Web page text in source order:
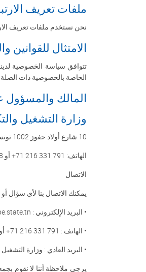
ملفات تعريف
نحن نستخدم ملفات تعريف
الامتثال للقوانين
تتوافق سياسة الخصوصية
الخاصة بالخصوصية ذات الصلة
المالك والمسؤول
وزارة التشغيل
10 شارع أولاد حفوز 1002 تونس
الهاتف: 331 791 71 216+ أو 196 798 71 216+
الاتصال
يمكنك الاتصال بنا لأي
• البريد الإلكتروني :
• الهاتف : 331 791 71 216+ أو 196 798 71 216+
• البريد العادي : وزارة التشغيل والتكوين